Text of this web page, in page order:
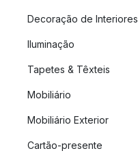
Decoração de Interiores
Iluminação
Tapetes & Têxteis
Mobiliário
Mobiliário Exterior
Cartão-presente